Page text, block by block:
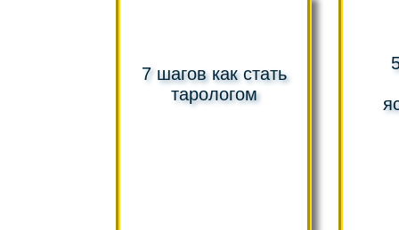
7 шагов как стать
тарологом